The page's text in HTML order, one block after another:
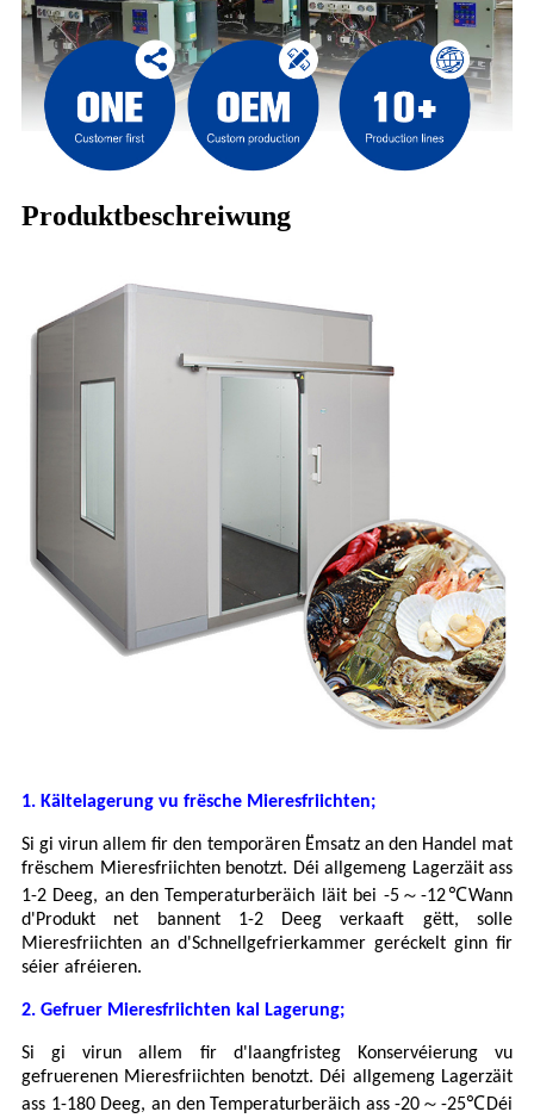
Produktbeschreiwung
1. Kältelagerung vu frësche Mieresfriichten;
Si gi virun allem fir den temporären Ëmsatz an den Handel mat
frëschem Mieresfriichten benotzt. Déi allgemeng Lagerzäit ass
1-2 Deeg, an den Temperaturberäich läit bei -5～-12℃Wann
d'Produkt net bannent 1-2 Deeg verkaaft gëtt, solle
Mieresfriichten an d'Schnellgefrierkammer geréckelt ginn fir
séier afréieren.
2. Gefruer Mieresfriichten kal Lagerung;
Si gi virun allem fir d'laangfristeg Konservéierung vu
gefruerenen Mieresfriichten benotzt. Déi allgemeng Lagerzäit
ass 1-180 Deeg, an den Temperaturberäich ass -20 ～ -25℃Déi